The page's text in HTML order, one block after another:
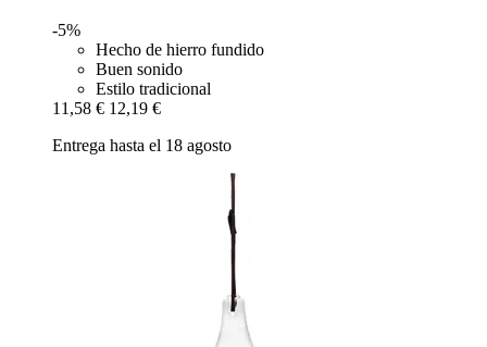
-5%
Hecho de hierro fundido
Buen sonido
Estilo tradicional
11,58 € 12,19 €
Entrega hasta el 18 agosto